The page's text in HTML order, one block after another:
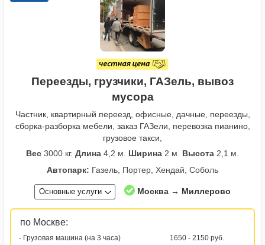
Переезды, грузчики, ГАЗель, вывоз
мусора
Частник, квартирный переезд, офисные, дачные, переезды,
сборка-разборка мебели, заказ ГАЗели, перевозка пианино,
грузовое такси,
Вес 3000 кг. Длина 4,2 м. Ширина 2 м. Высота 2,1 м.
Автопарк: Газель, Портер, Хендай, Соболь
Основные услуги Москва → Миллерово
по Москве:
- Грузовая машина (на 3 часа)
1650 - 2150 руб.